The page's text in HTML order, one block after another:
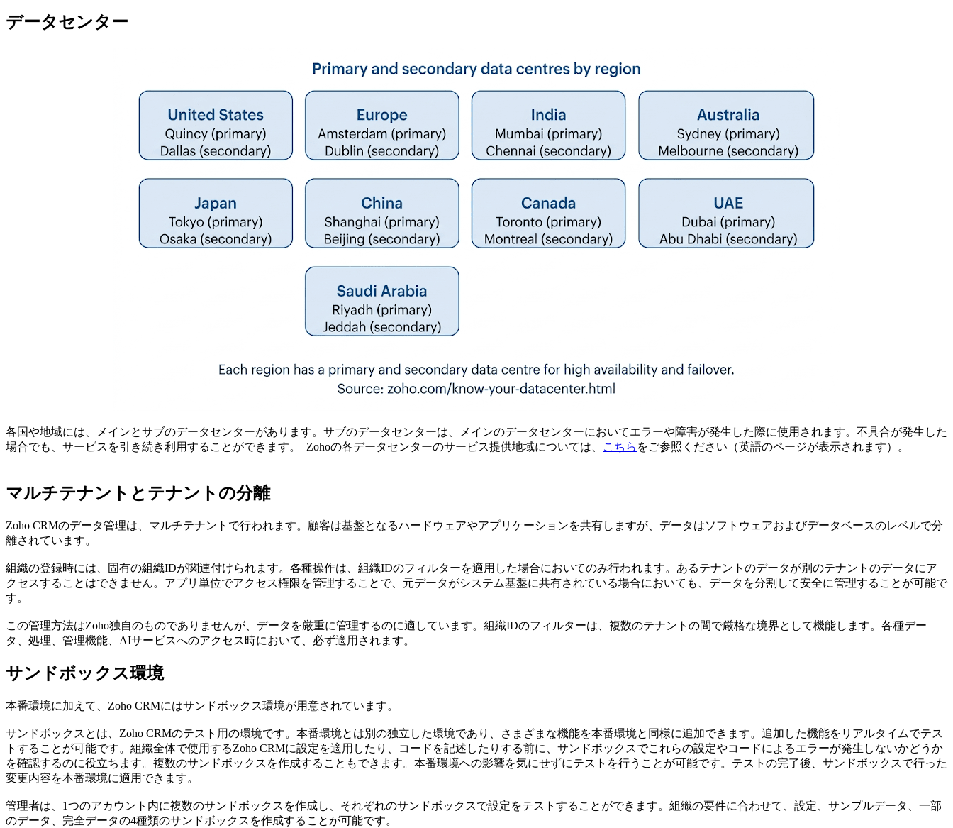
データセンター
各国や地域には、メインとサブのデータセンターがあります。サブのデータセンターは、メインのデータセンターにおいてエラーや障害が発生した際に使用されます。不具合が発生した
場合でも、サービスを引き続き利用することができます。 Zohoの各データセンターのサービス提供地域については、 こちら をご参照ください（英語のページが表示されます）。
マルチテナントとテナントの分離
Zoho CRMのデータ管理は、マルチテナントで行われます。顧客は基盤となるハードウェアやアプリケーションを共有しますが、データはソフトウェアおよびデータベースのレベルで分
離されています。
組織の登録時には、固有の組織IDが関連付けられます。各種操作は、組織IDのフィルターを適用した場合においてのみ行われます。あるテナントのデータが別のテナントのデータにア
クセスすることはできません。アプリ単位でアクセス権限を管理することで、元データがシステム基盤に共有されている場合においても、データを分割して安全に管理することが可能で
す。
この管理方法はZoho独自のものでありませんが、データを厳重に管理するのに適しています。組織IDのフィルターは、複数のテナントの間で厳格な境界として機能します。各種デー
タ、処理、管理機能、AIサービスへのアクセス時において、必ず適用されます。
サンドボックス環境
本番環境に加えて、Zoho CRMにはサンドボックス環境が用意されています。
サンドボックスとは、Zoho CRMのテスト用の環境です。本番環境とは別の独立した環境であり、さまざまな機能を本番環境と同様に追加できます。追加した機能をリアルタイムでテス
トすることが可能です。組織全体で使用するZoho CRMに設定を適用したり、コードを記述したりする前に、サンドボックスでこれらの設定やコードによるエラーが発生しないかどうか
を確認するのに役立ちます。複数のサンドボックスを作成することもできます。本番環境への影響を気にせずにテストを行うことが可能です。テストの完了後、サンドボックスで行った
変更内容を本番環境に適用できます。
管理者は、1つのアカウント内に複数のサンドボックスを作成し、それぞれのサンドボックスで設定をテストすることができます。組織の要件に合わせて、設定、サンプルデータ、一部
のデータ、完全データの4種類のサンドボックスを作成することが可能です。